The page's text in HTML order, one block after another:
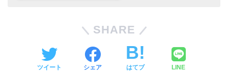
SHARE
ツイート シェア はてブ LINE